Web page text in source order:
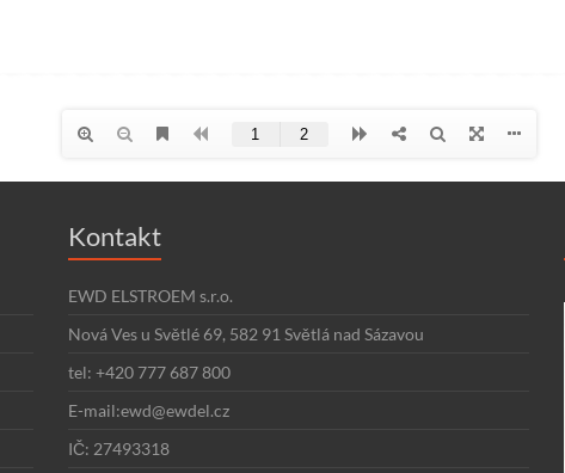
Kontakt
EWD ELSTROEM s.r.o.
Nová Ves u Světlé 69, 582 91 Světlá nad Sázavou
tel: +420 777 687 800
E-mail:ewd@ewdel.cz
IČ: 27493318